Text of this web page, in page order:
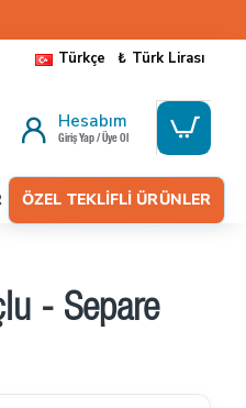
Türkçe ₺ Türk Lirası
Hesabım
Giriş Yap / Üye Ol
ÖZEL TEKLIFLI ÜRÜNLER
- Separe